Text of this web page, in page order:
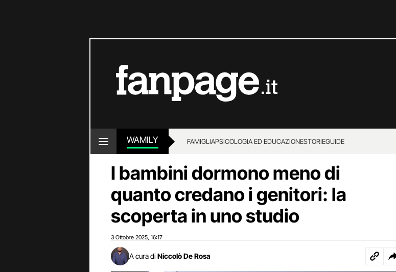
WAMILY FAMIGLIAPSICOLOGIA ED EDUCAZIONESTORIEGUIDE
I bambini dormono meno di
quanto credano i genitori: la
scoperta in uno studio
3 Ottobre 2025 16:17
A cura di Niccolò De Rosa